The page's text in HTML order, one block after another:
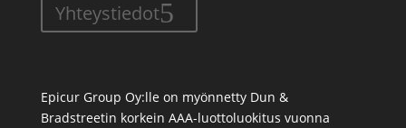
Yhteystiedot
Epicur Group Oy:lle on myönnetty Dun &
Bradstreetin korkein AAA-luottoluokitus vuonna